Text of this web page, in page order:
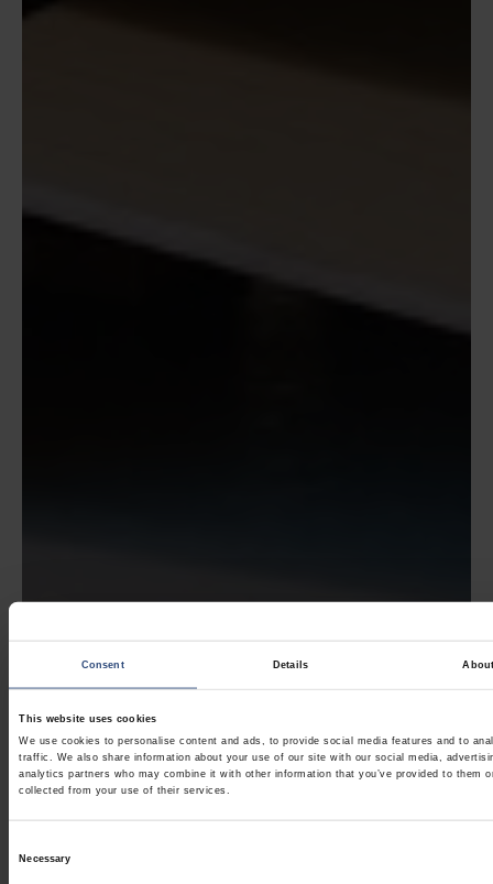
Consent Details About
This website uses cookies
We use cookies to personalise content and ads, to provide social media features and to
traffic. We also share information about your use of our site with our social media,
analytics partners who may combine it with other information that you’ve provided to them
collected from your use of their services.
Necessary